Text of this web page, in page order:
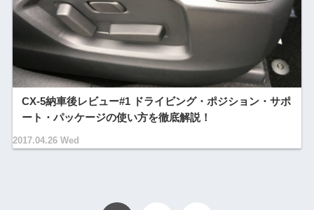
2017.04.26 Wed
CX-5納車後レビュー#1 ドライビング・ポジション・サポ
ート・パッケージの使い方を徹底解説！